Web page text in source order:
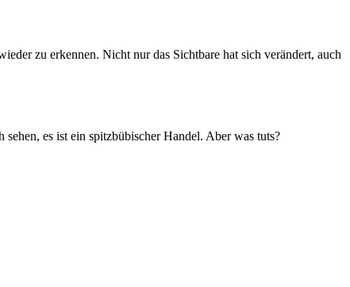
zu erkennen. Nicht nur das Sichtbare hat sich verändert, auch
es ist ein spitzbübischer Handel. Aber was tuts?